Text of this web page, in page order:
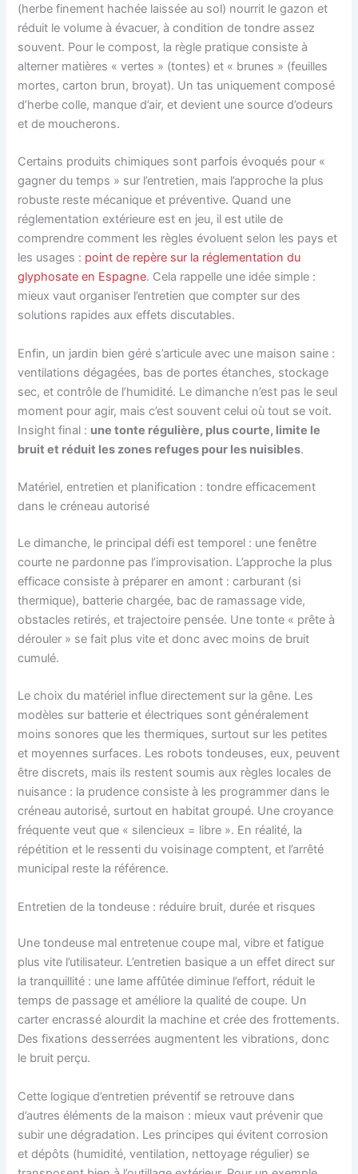
(herbe finement hachée laissée au sol) nourrit le gazon et
réduit le volume à évacuer, à condition de tondre assez
souvent. Pour le compost, la règle pratique consiste à
alterner matières « vertes » (tontes) et « brunes » (feuilles
mortes, carton brun, broyat). Un tas uniquement composé
d’herbe colle, manque d’air, et devient une source d’odeurs
et de moucherons.
Certains produits chimiques sont parfois évoqués pour «
gagner du temps » sur l’entretien, mais l’approche la plus
robuste reste mécanique et préventive. Quand une
réglementation extérieure est en jeu, il est utile de
comprendre comment les règles évoluent selon les pays et
les usages : point de repère sur la réglementation du
glyphosate en Espagne. Cela rappelle une idée simple :
mieux vaut organiser l’entretien que compter sur des
solutions rapides aux effets discutables.
Enfin, un jardin bien géré s’articule avec une maison saine :
ventilations dégagées, bas de portes étanches, stockage
sec, et contrôle de l’humidité. Le dimanche n’est pas le seul
moment pour agir, mais c’est souvent celui où tout se voit.
Insight final : une tonte régulière, plus courte, limite le
bruit et réduit les zones refuges pour les nuisibles.
Matériel, entretien et planification : tondre efficacement
dans le créneau autorisé
Le dimanche, le principal défi est temporel : une fenêtre
courte ne pardonne pas l’improvisation. L’approche la plus
efficace consiste à préparer en amont : carburant (si
thermique), batterie chargée, bac de ramassage vide,
obstacles retirés, et trajectoire pensée. Une tonte « prête à
dérouler » se fait plus vite et donc avec moins de bruit
cumulé.
Le choix du matériel influe directement sur la gêne. Les
modèles sur batterie et électriques sont généralement
moins sonores que les thermiques, surtout sur les petites
et moyennes surfaces. Les robots tondeuses, eux, peuvent
être discrets, mais ils restent soumis aux règles locales de
nuisance : la prudence consiste à les programmer dans le
créneau autorisé, surtout en habitat groupé. Une croyance
fréquente veut que « silencieux = libre ». En réalité, la
répétition et le ressenti du voisinage comptent, et l’arrêté
municipal reste la référence.
Entretien de la tondeuse : réduire bruit, durée et risques
Une tondeuse mal entretenue coupe mal, vibre et fatigue
plus vite l’utilisateur. L’entretien basique a un effet direct sur
la tranquillité : une lame affûtée diminue l’effort, réduit le
temps de passage et améliore la qualité de coupe. Un
carter encrassé alourdit la machine et crée des frottements.
Des fixations desserrées augmentent les vibrations, donc
le bruit perçu.
Cette logique d’entretien préventif se retrouve dans
d’autres éléments de la maison : mieux vaut prévenir que
subir une dégradation. Les principes qui évitent corrosion
et dépôts (humidité, ventilation, nettoyage régulier) se